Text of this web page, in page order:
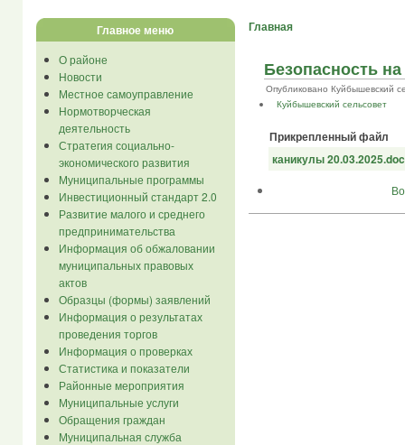
Главное меню
О районе
Новости
Местное самоуправление
Нормотворческая
деятельность
Стратегия социально-
экономического развития
Муниципальные программы
Инвестиционный стандарт 2.0
Развитие малого и среднего
предпринимательства
Информация об обжаловании
муниципальных правовых
актов
Образцы (формы) заявлений
Информация о результатах
проведения торгов
Информация о проверках
Статистика и показатели
Районные мероприятия
Муниципальные услуги
Обращения граждан
Муниципальная служба
Главная
Безопасность
Опубликовано Куйбышевский
Куйбышевский сельсовет
Прикрепленный файл
каникулы 20.03.2025.doc